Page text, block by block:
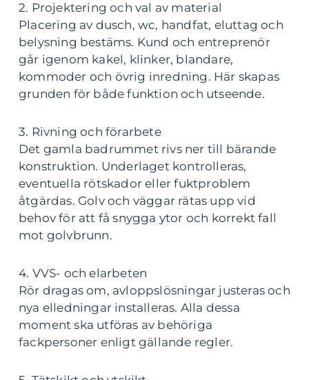
2. Projektering och val av material
Placering av dusch, wc, handfat, eluttag och
belysning bestäms. Kund och entreprenör
går igenom kakel, klinker, blandare,
kommoder och övrig inredning. Här skapas
grunden för både funktion och utseende.
3. Rivning och förarbete
Det gamla badrummet rivs ner till bärande
konstruktion. Underlaget kontrolleras,
eventuella rötskador eller fuktproblem
åtgärdas. Golv och väggar rätas upp vid
behov för att få snygga ytor och korrekt fall
mot golvbrunn.
4. VVS- och elarbeten
Rör dragas om, avloppslösningar justeras och
nya elledningar installeras. Alla dessa
moment ska utföras av behöriga
fackpersoner enligt gällande regler.